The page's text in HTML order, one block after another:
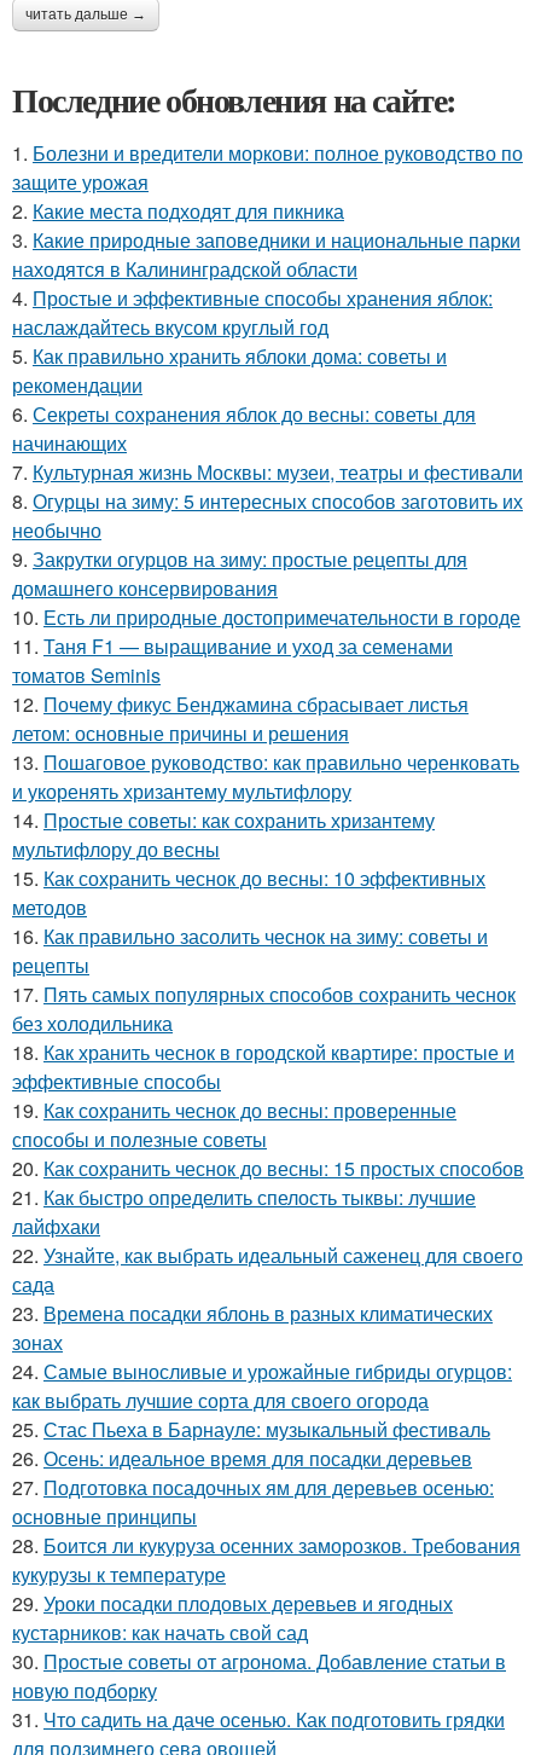
читать дальше →
Последние обновления на сайте:
1. Болезни и вредители моркови: полное руководство по
защите урожая
2. Какие места подходят для пикника
3. Какие природные заповедники и национальные парки
находятся в Калининградской области
4. Простые и эффективные способы хранения яблок:
наслаждайтесь вкусом круглый год
5. Как правильно хранить яблоки дома: советы и
рекомендации
6. Секреты сохранения яблок до весны: советы для
начинающих
7. Культурная жизнь Москвы: музеи, театры и фестивали
8. Огурцы на зиму: 5 интересных способов заготовить их
необычно
9. Закрутки огурцов на зиму: простые рецепты для
домашнего консервирования
10. Есть ли природные достопримечательности в городе
11. Таня F1 — выращивание и уход за семенами
томатов Seminis
12. Почему фикус Бенджамина сбрасывает листья
летом: основные причины и решения
13. Пошаговое руководство: как правильно черенковать
и укоренять хризантему мультифлору
14. Простые советы: как сохранить хризантему
мультифлору до весны
15. Как сохранить чеснок до весны: 10 эффективных
методов
16. Как правильно засолить чеснок на зиму: советы и
рецепты
17. Пять самых популярных способов сохранить чеснок
без холодильника
18. Как хранить чеснок в городской квартире: простые и
эффективные способы
19. Как сохранить чеснок до весны: проверенные
способы и полезные советы
20. Как сохранить чеснок до весны: 15 простых способов
21. Как быстро определить спелость тыквы: лучшие
лайфхаки
22. Узнайте, как выбрать идеальный саженец для своего
сада
23. Времена посадки яблонь в разных климатических
зонах
24. Самые выносливые и урожайные гибриды огурцов:
как выбрать лучшие сорта для своего огорода
25. Стас Пьеха в Барнауле: музыкальный фестиваль
26. Осень: идеальное время для посадки деревьев
27. Подготовка посадочных ям для деревьев осенью:
основные принципы
28. Боится ли кукуруза осенних заморозков. Требования
кукурузы к температуре
29. Уроки посадки плодовых деревьев и ягодных
кустарников: как начать свой сад
30. Простые советы от агронома. Добавление статьи в
новую подборку
31. Что садить на даче осенью. Как подготовить грядки
для подзимнего сева овощей